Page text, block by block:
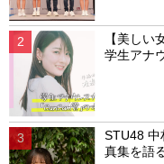
【美しい
学生アナ
STU48 中
真集を語る